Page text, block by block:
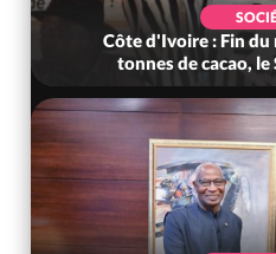
Côte d'Ivoire : Fin du
tonnes de cacao, le